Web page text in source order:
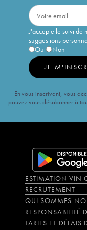
J'accepte le suivi de
suggestions
Oui
Non
JE
En vous inscrivant, vous
pouvez vous désabonner à
ESTIMATION VIN
RECRUTEMENT
QUI SOMMES-
RESPONSABILITÉ
TARIFS ET DÉLAIS